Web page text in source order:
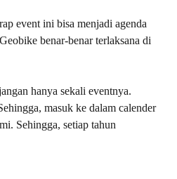
event ini bisa menjadi agenda
benar-benar terlaksana di
hanya sekali eventnya.
masuk ke dalam calender
Sehingga, setiap tahun